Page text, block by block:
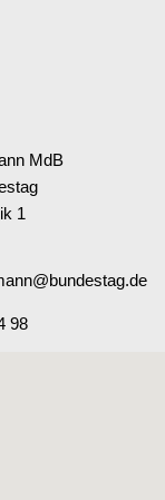
MdB
1
98‬